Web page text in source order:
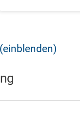
(einblenden)